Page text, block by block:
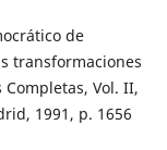
de
transformaciones
Vol. II,
1991, p. 1656